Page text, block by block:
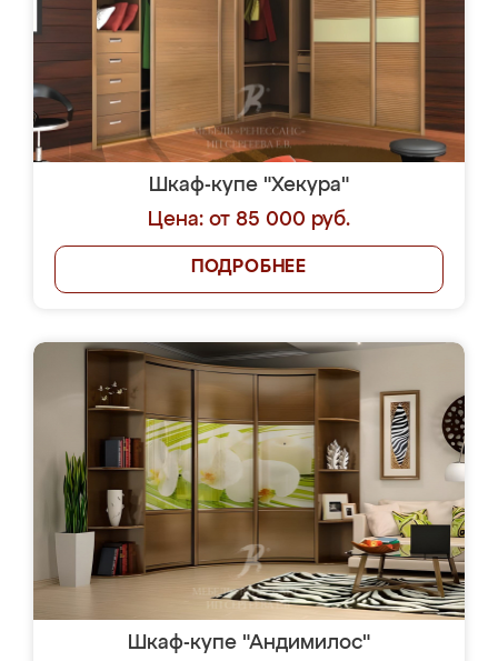
Шкаф-купе "Хекура"
Цена: от 85 000 руб.
ПОДРОБНЕЕ
Шкаф-купе "Андимилос"